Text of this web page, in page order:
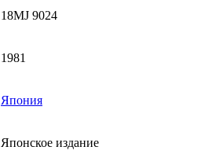
18MJ 9024
1981
Япония
Японское издание